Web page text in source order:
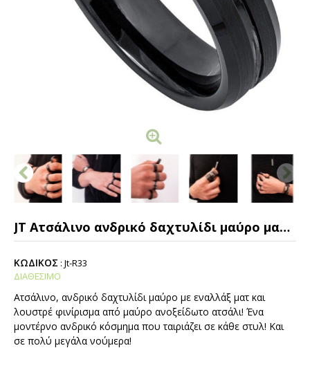
JT Ατσάλινο ανδρικό δαχτυλίδι μαύρο ματ & λουστρέ
ΚΩΔΙΚΟΣ : Jt-R33
ΔΙΑΘΕΣΙΜΟ
Ατσάλινο, ανδρικό δαχτυλίδι μαύρο με εναλλάξ ματ και
λουστρέ φινίρισμα από μαύρο ανοξείδωτο ατσάλι! Ένα
μοντέρνο ανδρικό κόσμημα που ταιριάζει σε κάθε στυλ! Και
σε πολύ μεγάλα νούμερα!